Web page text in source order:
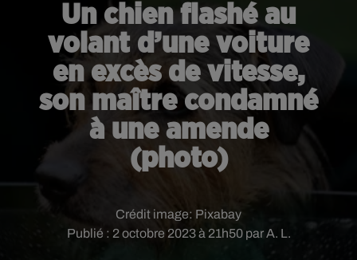
Un chien flashé au
volant d’une voiture
en excès de vitesse,
son maître condamné
à une amende
(photo)
Publié : 2 octobre 2023 à 21h50 par A. L.
Crédit image: Pixabay